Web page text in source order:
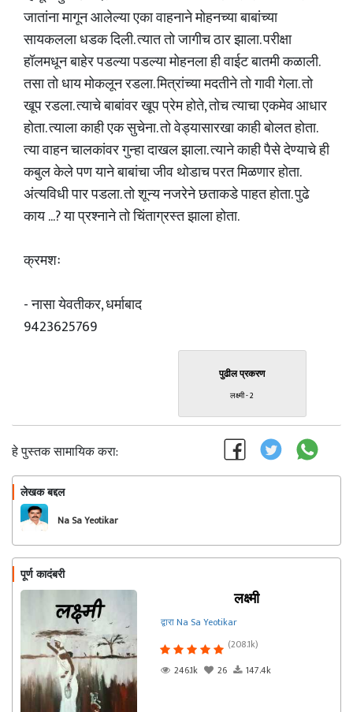
जातांना मागून आलेल्या एका वाहनाने मोहनच्या बाबांच्या
सायकलला धडक दिली. त्यात तो जागीच ठार झाला. परीक्षा
हॉलमधून बाहेर पडल्या पडल्या मोहनला ही वाईट बातमी कळाली.
तसा तो धाय मोकलून रडला. मित्रांच्या मदतीने तो गावी गेला. तो
खूप रडला. त्याचे बाबांवर खूप प्रेम होते, तोच त्याचा एकमेव आधार
होता. त्याला काही एक सुचेना. तो वेड्यासारखा काही बोलत होता.
त्या वाहन चालकांवर गुन्हा दाखल झाला. त्याने काही पैसे देण्याचे ही
कबुल केले पण याने बाबांचा जीव थोडाच परत मिळणार होता.
अंत्यविधी पार पडला. तो शून्य नजरेने छताकडे पाहत होता. पुढे
काय ...? या प्रश्नाने तो चिंताग्रस्त झाला होता.
क्रमशः
- नासा येवतीकर, धर्माबाद
9423625769
पुढील प्रकरण
लक्ष्मी - 2
हे पुस्तक सामायिक करा:
लेखक बद्दल
Na Sa Yeotikar
पूर्ण कादंबरी
लक्ष्मी
द्वारा Na Sa Yeotikar
(208.1k)
246.1k
26 147.4k